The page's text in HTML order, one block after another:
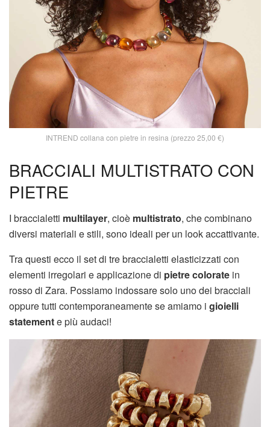
INTREND collana con pietre in resina (prezzo 25,00 €)
BRACCIALI MULTISTRATO CON
PIETRE
I braccialetti multilayer, cioè multistrato, che combinano
diversi materiali e stili, sono ideali per un look accattivante.
Tra questi ecco il set di tre braccialetti elasticizzati con
elementi irregolari e applicazione di pietre colorate in
rosso di Zara. Possiamo indossare solo uno dei bracciali
oppure tutti contemporaneamente se amiamo i gioielli
statemente più audaci!